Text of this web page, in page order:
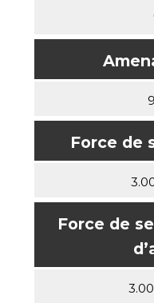
Force de
Force de